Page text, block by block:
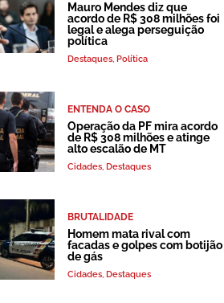
Mauro Mendes diz que
acordo de R$ 308 milhões foi
legal e alega perseguição
política
Destaques, Política
ENTENDA O CASO
Operação da PF mira acordo
de R$ 308 milhões e atinge
alto escalão de MT
Cidades, Destaques
BRUTALIDADE
Homem mata rival com
facadas e golpes com botijão
de gás
Cidades, Destaques